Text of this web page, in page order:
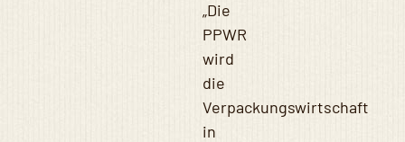
„Die
PPWR
wird
die
Verpackungswirtschaft
in